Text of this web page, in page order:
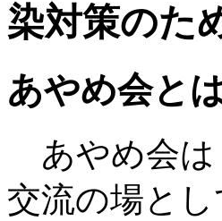
染対策のた
あやめ会と
あやめ会は
交流の場と